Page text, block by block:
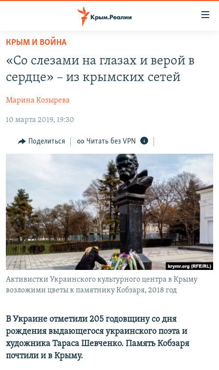
Вернуться
основному
содержанию
Вернутся
навигации
Вернутся
КАРТА ВОЕННЫХ ОБЪЕКТОВ КРЫМА
11 ЛЕТ ОККУПАЦИИ КРЫМА. 11 ИСТОРИЙ СОПРОТИВЛЕНИЯ
ВОДА
ИСТОРИЯ
ЕЩЕ
ИНТЕРАКТИВ
СОВЕТЫ ПРАВОЗАЩИТНИКОВ
ПРОПАВШИЕ БЕЗ ВЕСТИ
ПОБЕДИТЕЛЕЙ НЕ СУДЯТ?
КРЫМ.НЕПОКОРЕННЫЙ
ELIFBE
УКРАИНСКАЯ ПРОБЛЕМА КРЫМА
РАДІО СВОБОДА
КАК ОБОЙТИ БЛОКИРОВКУ
Qırımtatar
ПРИСОЕДИНЯЙТЕСЬ!
Все сайты RFE/RL
КРЫМ И ВОЙНА
«Со слезами на глазах и верой в
сердце» – из крымских сетей
Марина Козырева
10 марта 2019, 19:30
Поделиться Читать без VPN
Активистки Украинского культурного центра в Крыму
возложими цветы к памятнику Кобзаря, 2018 год
В Украине отметили 205 годовщину со дня
рождения выдающегося украинского поэта и
художника Тараса Шевченко. Память Кобзаря
почтили и в Крыму.